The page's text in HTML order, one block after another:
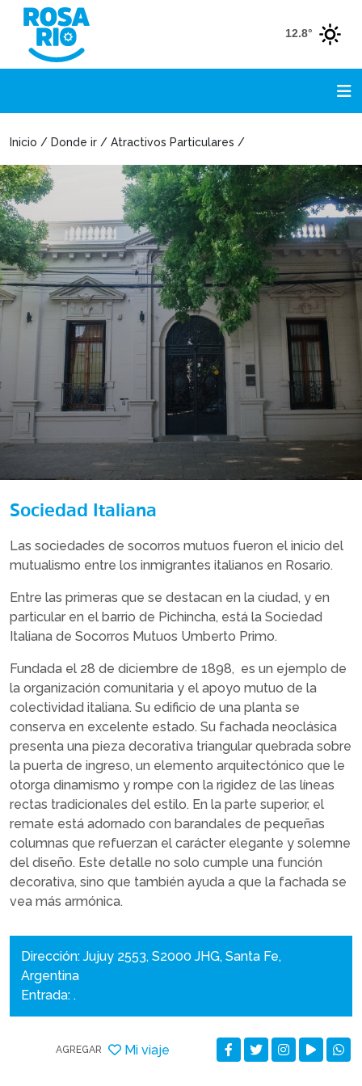
12.8°
Inicio / Donde ir / Atractivos Particulares /
Sociedad Italiana
Las sociedades de socorros mutuos fueron el inicio del
mutualismo entre los inmigrantes italianos en Rosario.
Entre las primeras que se destacan en la ciudad, y en
particular en el barrio de Pichincha, está la Sociedad
Italiana de Socorros Mutuos Umberto Primo.
Fundada el 28 de diciembre de 1898, es un ejemplo de
la organización comunitaria y el apoyo mutuo de la
colectividad italiana. Su edificio de una planta se
conserva en excelente estado. Su fachada neoclásica
presenta una pieza decorativa triangular quebrada sobre
la puerta de ingreso, un elemento arquitectónico que le
otorga dinamismo y rompe con la rigidez de las líneas
rectas tradicionales del estilo. En la parte superior, el
remate está adornado con barandales de pequeñas
columnas que refuerzan el carácter elegante y solemne
del diseño. Este detalle no solo cumple una función
decorativa, sino que también ayuda a que la fachada se
vea más armónica.
Dirección: Jujuy 2553, S2000 JHG, Santa Fe,
Argentina
Entrada: .
AGREGAR Mi viaje